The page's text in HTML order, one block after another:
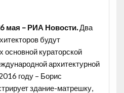
мая – РИА Новости.Два
будут
основной кураторской
архитектурной
году – Борис
здание-матрешку,